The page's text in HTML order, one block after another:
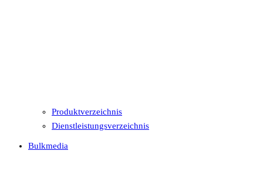
Produktverzeichnis
Dienstleistungsverzeichnis
Bulkmedia